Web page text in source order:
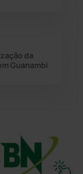
da
Guanambi